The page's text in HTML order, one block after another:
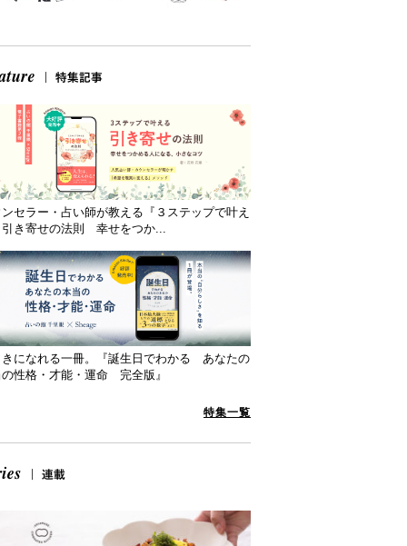
セラー・占い師が教える『３ステップで叶え
き寄せの法則 幸せをつか...
きになれる一冊。『誕生日でわかる あなたの
性格・才能・運命 完全版』
特集一覧